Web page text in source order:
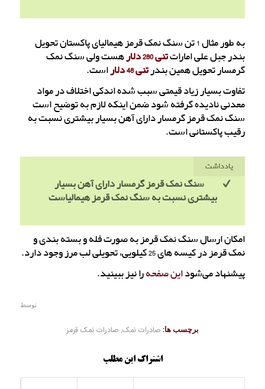
به طور مثال 1 تن سنگ نمک قرمز هیمالیای پاکستان تحویل
بندر جبل علی اماراتتنی 280 دلار
هست ولی سنگ نمک
گرمسار تحویل همین بندرتنی 48 دلار
است.
تفاوت بسیار زیاد قیمتی سبب شده اندکی اختلاف در مواد
معدنی نادیده گرفته شود ضمن اینکه لازم به توضیح است
سنگ نمک قرمز گرمسار دارای آهن بسیار بیشتری نسبت به
رقیب پاکستانی است.
یادداشت
سنگ نمک قرمز گرمسار دارای آهن بسیار
بیشتری نسبت به سنگ نمک قرمز هیمالیاست
امکان ارسال سنگ نمک قرمز به صورت فله و بسته بندی و
نمک قرمز در کیسه های 25 کیلویی، تحویلی لب مرز وجود دارد.
پیشنهاد می‌شوداین صفحهرا نیز ببینید.
توسط
برچسب ها: صادرات نمک, صادرات نمک قرمز
اشتراک این مطلب